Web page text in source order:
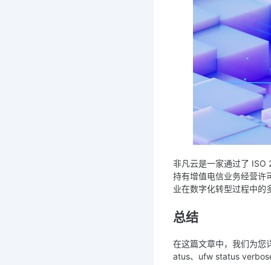
非凡云是一家通过了 ISO
持有增值电信业务经营许
业在数字化转型过程中的
总结
在这篇文章中，我们为您
atus、ufw status